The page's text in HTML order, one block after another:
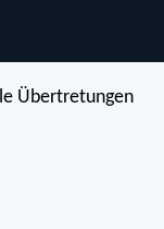
Übertretungen